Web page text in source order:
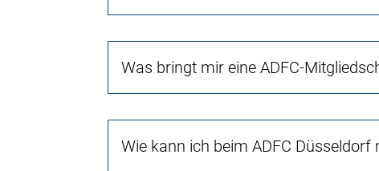
Was bringt mir eine ADFC-
Wie kann ich beim ADFC Düsseldorf